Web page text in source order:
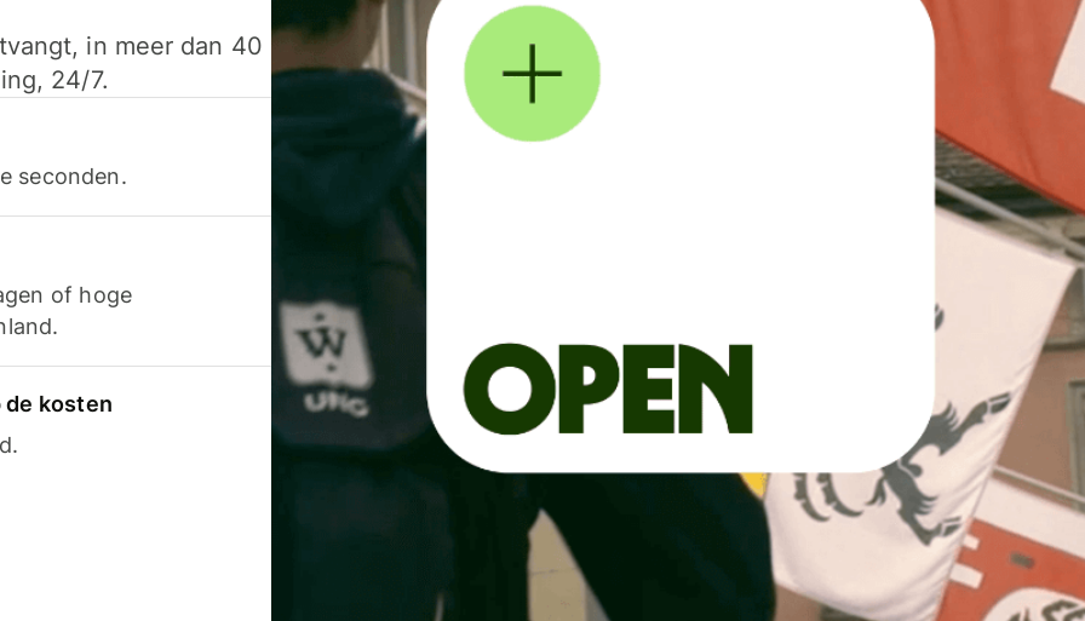
in meer dan 40
24/7.
seconden.
of hoge
de kosten